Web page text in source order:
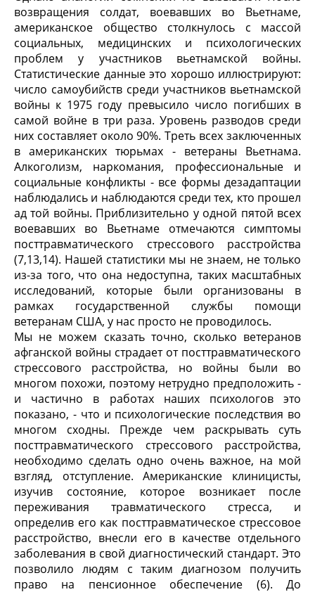
возвращения солдат, воевавших во Вьетнаме,
американское общество столкнулось с массой
социальных, медицинских и психологических
проблем у участников вьетнамской войны.
Статистические данные это хорошо иллюстрируют:
число самоубийств среди участников вьетнамской
войны к 1975 году превысило число погибших в
самой войне в три раза. Уровень разводов среди
них составляет около 90%. Треть всех заключенных
в американских тюрьмах - ветераны Вьетнама.
Алкоголизм, наркомания, профессиональные и
социальные конфликты - все формы дезадаптации
наблюдались и наблюдаются среди тех, кто прошел
ад той войны. Приблизительно у одной пятой всех
воевавших во Вьетнаме отмечаются симптомы
посттравматического стрессового расстройства
(7,13,14). Нашей статистики мы не знаем, не только
из-за того, что она недоступна, таких масштабных
исследований, которые были организованы в
рамках государственной службы помощи
ветеранам США, у нас просто не проводилось.
Мы не можем сказать точно, сколько ветеранов
афганской войны страдает от посттравматического
стрессового расстройства, но войны были во
многом похожи, поэтому нетрудно предположить -
и частично в работах наших психологов это
показано, - что и психологические последствия во
многом сходны. Прежде чем раскрывать суть
посттравматического стрессового расстройства,
необходимо сделать одно очень важное, на мой
взгляд, отступление. Американские клиницисты,
изучив состояние, которое возникает после
переживания травматического стресса, и
определив его как посттравматическое стрессовое
расстройство, внесли его в качестве отдельного
заболевания в свой диагностический стандарт. Это
позволило людям с таким диагнозом получить
право на пенсионное обеспечение (6). До